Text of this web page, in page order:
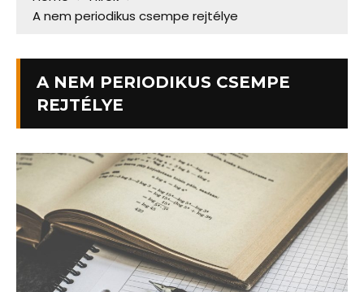
A nem periodikus csempe rejtélye
A NEM PERIODIKUS CSEMPE
REJTÉLYE